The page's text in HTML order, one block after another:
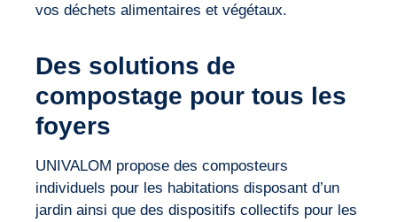
vos déchets alimentaires et végétaux.
Des solutions de
compostage pour tous les
foyers
UNIVALOM propose des composteurs
individuels pour les habitations disposant d’un
jardin ainsi que des dispositifs collectifs pour les